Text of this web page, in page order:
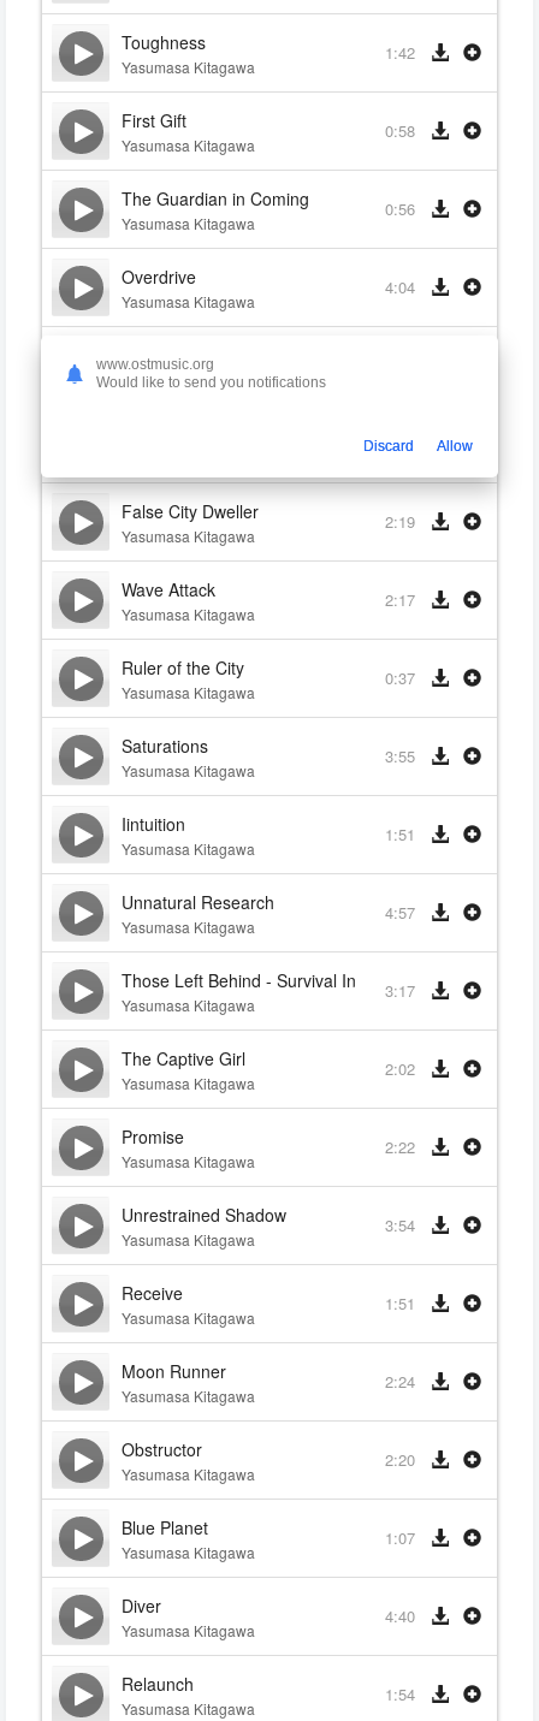
Toughness
Yasumasa Kitagawa
1:42
First Gift
Yasumasa Kitagawa
0:58
The Guardian in Coming
Yasumasa Kitagawa
0:56
Overdrive
Yasumasa Kitagawa
4:04
Thank You for Playing
Yasumasa Kitagawa
0:34
False City Dweller
Yasumasa Kitagawa
2:19
Wave Attack
Yasumasa Kitagawa
2:17
Ruler of the City
Yasumasa Kitagawa
0:37
Saturations
Yasumasa Kitagawa
3:55
Iintuition
Yasumasa Kitagawa
1:51
Unnatural Research
Yasumasa Kitagawa
4:57
Those Left Behind - Survival Instinct
Yasumasa Kitagawa
3:17
The Captive Girl
Yasumasa Kitagawa
2:02
Promise
Yasumasa Kitagawa
2:22
Unrestrained Shadow
Yasumasa Kitagawa
3:54
Receive
Yasumasa Kitagawa
1:51
Moon Runner
Yasumasa Kitagawa
2:24
Obstructor
Yasumasa Kitagawa
2:20
Blue Planet
Yasumasa Kitagawa
1:07
Diver
Yasumasa Kitagawa
4:40
Relaunch
Yasumasa Kitagawa
1:54
www.ostmusic.org
Would like to send you notifications
Discard Allow